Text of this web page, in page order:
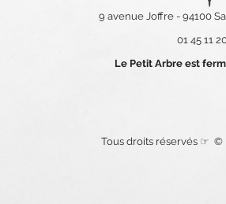
9 avenue Joffre - 94100
01 45 11
Le Petit Arbre est
Tous droits réservés ☞ ©